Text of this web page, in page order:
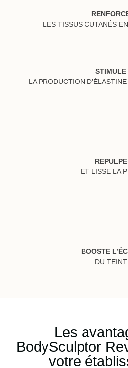
LES TISSUS CUTANÉS
STIMULE
LA PRODUCTION
REPULPE
ET LISSE LA
BOOSTE
DU TEINT
Les
BodySculptor
votre